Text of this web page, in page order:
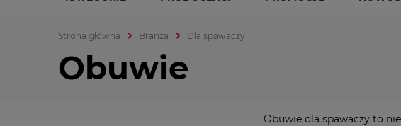
Strona główna Branża Dla spawaczy
Obuwie
Obuwie dla spawaczy to